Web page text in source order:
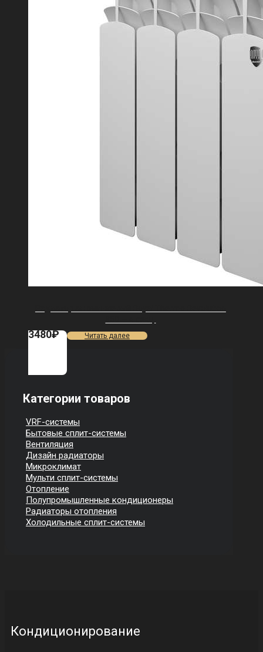
3480₽ Читать далее
Категории товаров
VRF-системы
Бытовые сплит-системы
Вентиляция
Дизайн радиаторы
Микроклимат
Мульти сплит-системы
Отопление
Полупромышленные кондиционеры
Радиаторы отопления
Холодильные сплит-системы
Кондиционирование